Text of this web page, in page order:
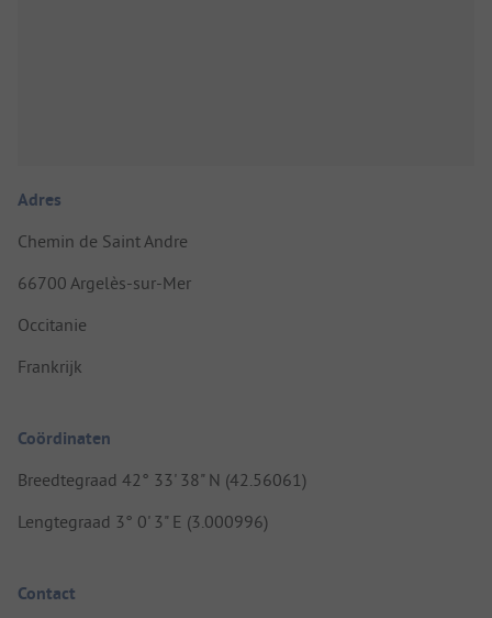
Adres
Chemin de Saint Andre
66700 Argelès-sur-Mer
Occitanie
Frankrijk
Coördinaten
Breedtegraad 42° 33' 38" N (42.56061)
Lengtegraad 3° 0' 3" E (3.000996)
Contact